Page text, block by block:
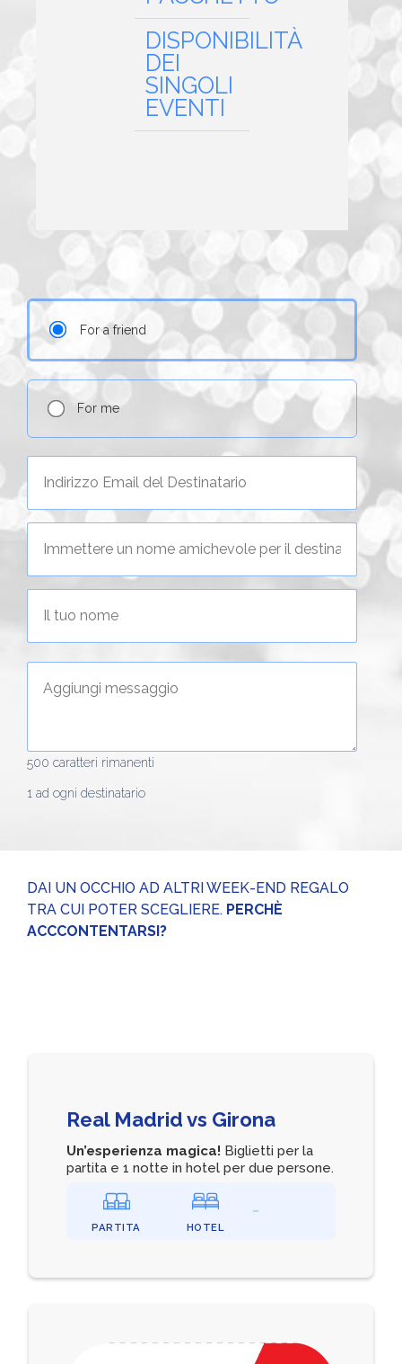
DISPONIBILITÀ
DEI
SINGOLI
EVENTI
For a friend
For me
500 caratteri rimanenti
1 ad ogni destinatario
DAI UN OCCHIO AD ALTRI WEEK-END REGALO
TRA CUI POTER SCEGLIERE. PERCHÈ
ACCCONTENTARSI?
Real Madrid vs Girona
Un’esperienza magica! Biglietti per la
partita e 1 notte in hotel per due persone.
PARTITA HOTEL